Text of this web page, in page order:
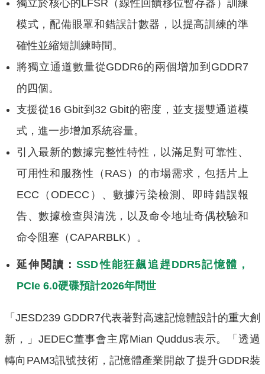
獨立於核心的LFSR（線性回饋移位暫存器）訓練
模式，配備眼罩和錯誤計數器，以提高訓練的準
確性並縮短訓練時間。
將獨立通道數量從GDDR6的兩個增加到GDDR7
的四個。
支援從16 Gbit到32 Gbit的密度，並支援雙通道模
式，進一步增加系統容量。
引入最新的數據完整性特性，以滿足對可靠性、
可用性和服務性（RAS）的市場需求，包括片上
ECC（ODECC）、數據污染檢測、即時錯誤報
告、數據檢查與清洗，以及命令地址奇偶校驗和
命令阻塞（CAPARBLK）。
延伸閱讀：SSD性能狂飆追趕DDR5記憶體，
PCIe 6.0硬碟預計2026年問世
「JESD239 GDDR7代表著對高速記憶體設計的重大創
新，」JEDEC董事會主席Mian Quddus表示。「透過
轉向PAM3訊號技術，記憶體產業開啟了提升GDDR裝